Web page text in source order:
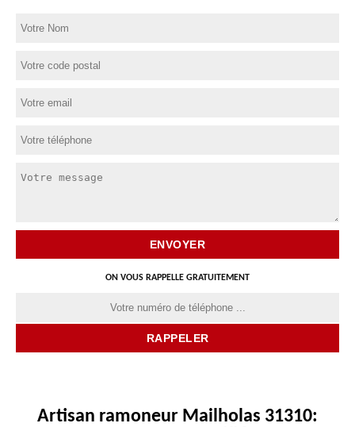
ON VOUS RAPPELLE GRATUITEMENT
Artisan ramoneur Mailholas 31310: